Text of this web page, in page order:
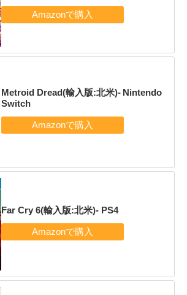
Metroid Dread(輸入版:北米)- Nintendo
Switch
Far Cry 6(輸入版:北米)- PS4